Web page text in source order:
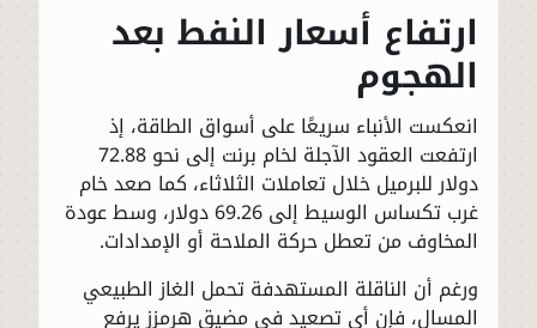
ارتفاع أسعار النفط بعد
الهجوم
انعكست الأنباء سريعًا على أسواق الطاقة، إذ
ارتفعت العقود الآجلة لخام برنت إلى نحو 72.88
دولار للبرميل خلال تعاملات الثلاثاء، كما صعد خام
غرب تكساس الوسيط إلى 69.26 دولار، وسط عودة
المخاوف من تعطل حركة الملاحة أو الإمدادات.
ورغم أن الناقلة المستهدفة تحمل الغاز الطبيعي
المسال، فإن أي تصعيد في مضيق هرمزز يرفع